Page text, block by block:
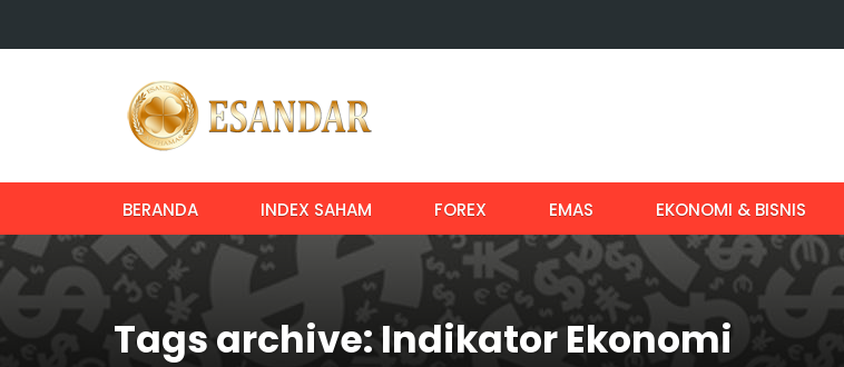
BERANDA INDEX SAHAM FOREX EMAS EKONOMI & BISNIS
Tags archive: Indikator Ekonomi